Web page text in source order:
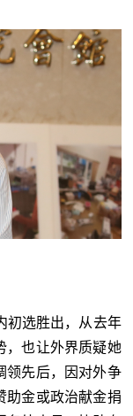
初选胜出，从去年
，也让外界质疑她
领先后，因对外争
助金或政治献金捐